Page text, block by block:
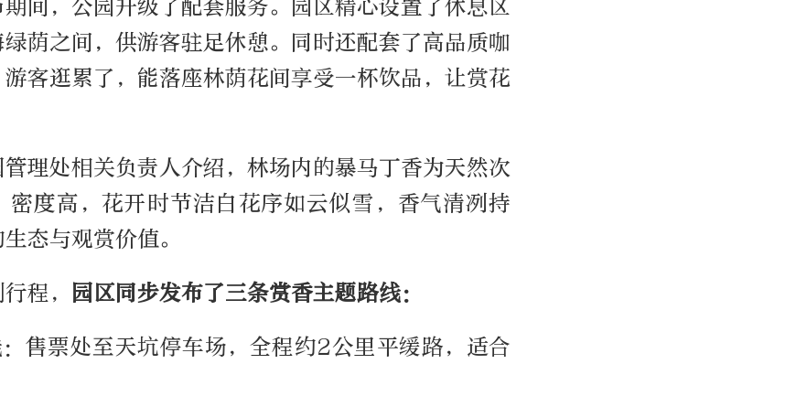
间，公园升级了配套服务。园区精心设置了休息区
荫之间，供游客驻足休憩。同时还配套了高品质咖
客逛累了，能落座林荫花间享受一杯饮品，让赏花
理处相关负责人介绍，林场内的暴马丁香为天然次
密度高，花开时节洁白花序如云似雪，香气清冽持
态与观赏价值。
程， 园区同步发布了三条赏香主题路线：
售票处至天坑停车场，全程约2公里平缓路，适合